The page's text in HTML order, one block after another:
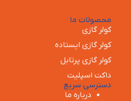
محصولات ما
کولر گازی
کولر گازی ایستاده
کولر گازی پرتابل
داکت اسپلیت
دسترسی سریع
درباره ما